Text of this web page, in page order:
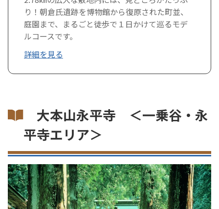
り！朝倉氏遺跡を博物館から復原された町並、
庭園まで、まるごと徒歩で１日かけて巡るモデ
ルコースです。
詳細を見る
大本山永平寺 ＜一乗谷・永
平寺エリア＞